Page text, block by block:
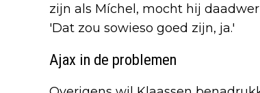
zijn als Míchel, mocht hij
'Dat zou sowieso goed zijn, ja.'
Ajax in de problemen